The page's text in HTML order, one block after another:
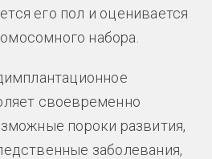
его пол и оценивается
набора.
своевременно
пороки развития,
заболевания,